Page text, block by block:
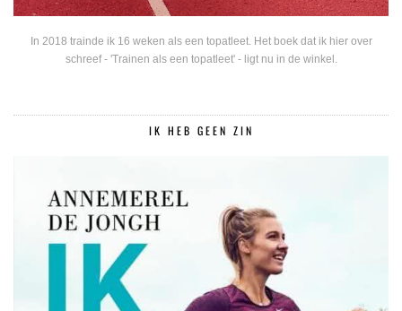
In 2018 trainde ik 16 weken als een topatleet. Het boek dat ik hier over
schreef - 'Trainen als een topatleet' - ligt nu in de winkel.
IK HEB GEEN ZIN